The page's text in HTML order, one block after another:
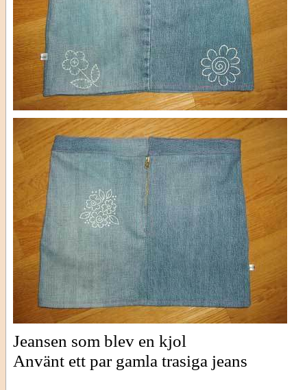
Jeansen som blev en kjol
Använt ett par gamla trasiga jeans